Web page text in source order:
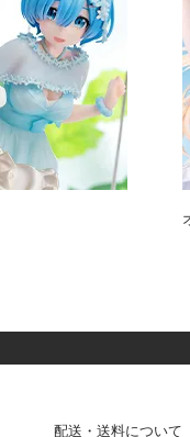
配送・送料について